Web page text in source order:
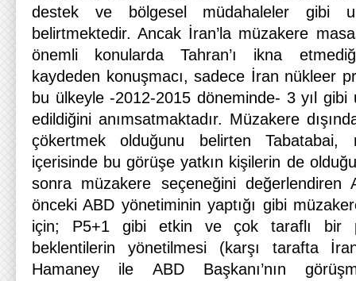
destek ve bölgesel müdahaleler gibi
belirtmektedir. Ancak İran’la müzakere
önemli konularda Tahran’ı ikna
kaydeden konuşmacı, sadece İran nükleer
bu ülkeyle -2012-2015 döneminde- 3 yıl
edildiğini anımsatmaktadır. Müzakere
çökertmek olduğunu belirten Tabatabai,
içerisinde bu görüşe yatkın kişilerin de
sonra müzakere seçeneğini değerlendiren
önceki ABD yönetiminin yaptığı gibi
için; P5+1 gibi etkin ve çok taraflı bir
beklentilerin yönetilmesi (karşı tarafta
Hamaney ile ABD Başkanı’nın